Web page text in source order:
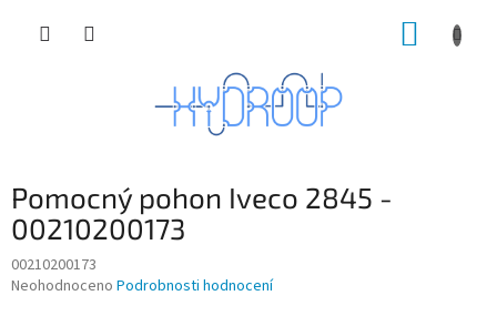
Pomocný pohon Iveco 2845 -
00210200173
00210200173
Průměrné
Neohodnoceno Podrobnosti hodnocení